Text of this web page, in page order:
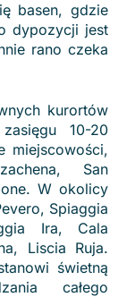
basen, gdzie
dypozycji jest
rano czeka
kurortów
10-20
miejscowości,
San
W okolicy
Spiaggia
Ira, Cala
Liscia Ruja.
świetną
całego